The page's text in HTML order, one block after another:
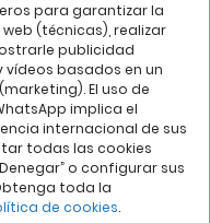
para garantizar la
(técnicas), realizar
publicidad
basados en un
El uso de
implica el
internacional de sus
todas las cookies
o configurar sus
toda la
de cookies.
Política de cookies